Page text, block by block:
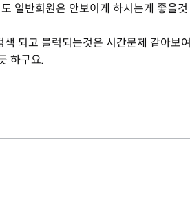
일반회원은 안보이게 하시는게 좋을것
되고 블럭되는것은 시간문제 같아보
하구요.